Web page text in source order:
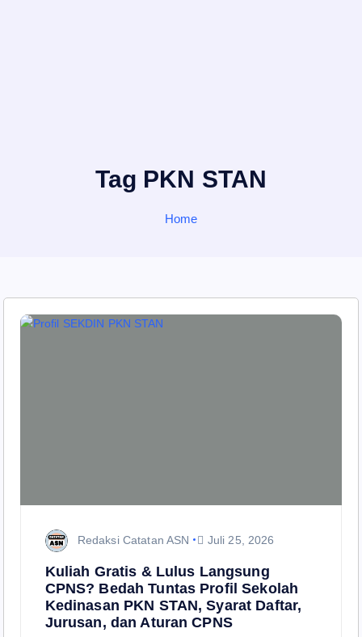
Tag PKN STAN
Home
Redaksi Catatan ASN Juli 25, 2026
Kuliah Gratis & Lulus Langsung
CPNS? Bedah Tuntas Profil Sekolah
Kedinasan PKN STAN, Syarat Daftar,
Jurusan, dan Aturan CPNS